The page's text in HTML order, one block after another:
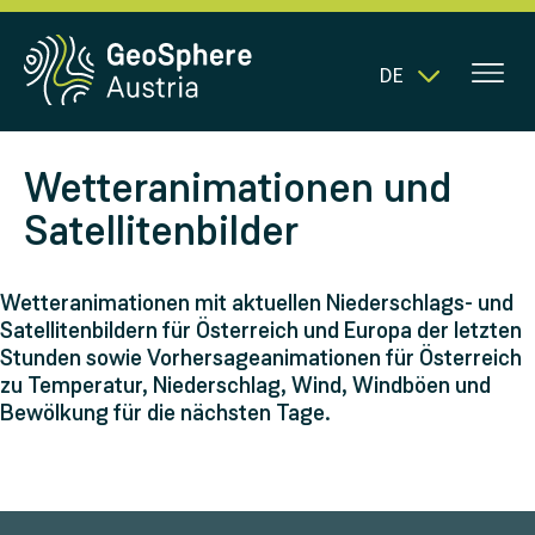
DE
Wetteranimationen und
Satellitenbilder
Wetteranimationen mit aktuellen Niederschlags- und
Satellitenbildern für Österreich und Europa der letzten
Stunden sowie Vorhersageanimationen für Österreich
zu Temperatur, Niederschlag, Wind, Windböen und
Bewölkung für die nächsten Tage.